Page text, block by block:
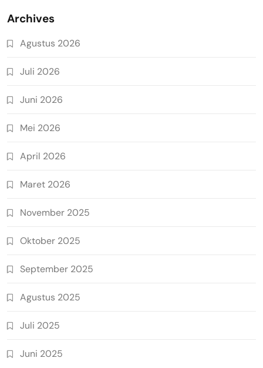
Archives
Agustus 2026
Juli 2026
Juni 2026
Mei 2026
April 2026
Maret 2026
November 2025
Oktober 2025
September 2025
Agustus 2025
Juli 2025
Juni 2025